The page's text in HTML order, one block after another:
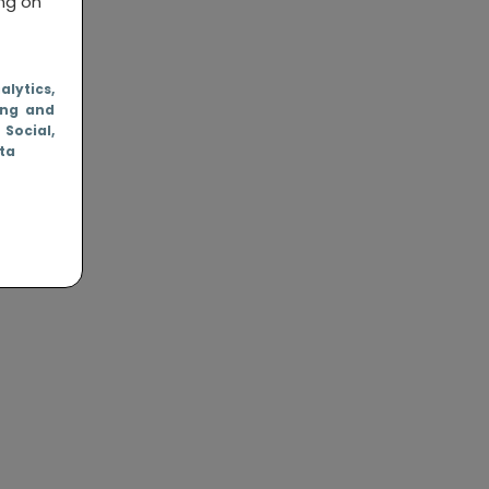
,
and
Social,